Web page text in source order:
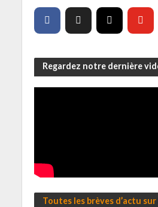
Regardez notre dernière
Toutes les brèves d’actu